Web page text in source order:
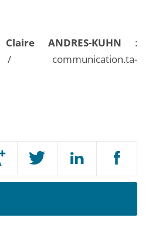
ANDRES-KUHN :
communication.ta-